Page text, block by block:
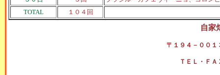
TOTAL
１０４回
自家
〒１９４－００１
ＴＥＬ・Ｆ